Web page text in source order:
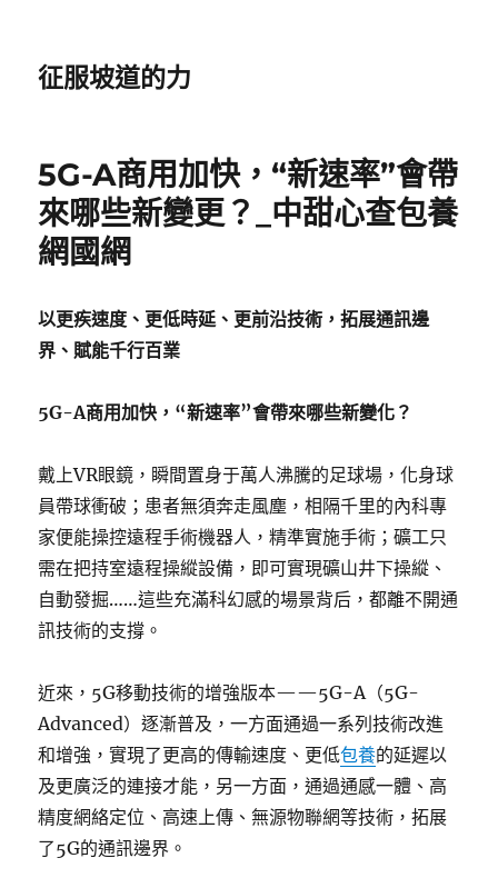
征服坡道的力
5G-A商用加快，“新速率”會帶
來哪些新變更？_中甜心查包養
網國網
以更疾速度、更低時延、更前沿技術，拓展通訊邊
界、賦能千行百業
5G-A商用加快，“新速率”會帶來哪些新變化？
戴上VR眼鏡，瞬間置身于萬人沸騰的足球場，化身球
員帶球衝破；患者無須奔走風塵，相隔千里的內科專
家便能操控遠程手術機器人，精準實施手術；礦工只
需在把持室遠程操縱設備，即可實現礦山井下操縱、
自動發掘……這些充滿科幻感的場景背后，都離不開通
訊技術的支撐。
近來，5G移動技術的增強版本——5G-A（5G-
Advanced）逐漸普及，一方面通過一系列技術改進
和增強，實現了更高的傳輸速度、更低包養的延遲以
及更廣泛的連接才能，另一方面，通過通感一體、高
精度網絡定位、高速上傳、無源物聯網等技術，拓展
了5G的通訊邊界。